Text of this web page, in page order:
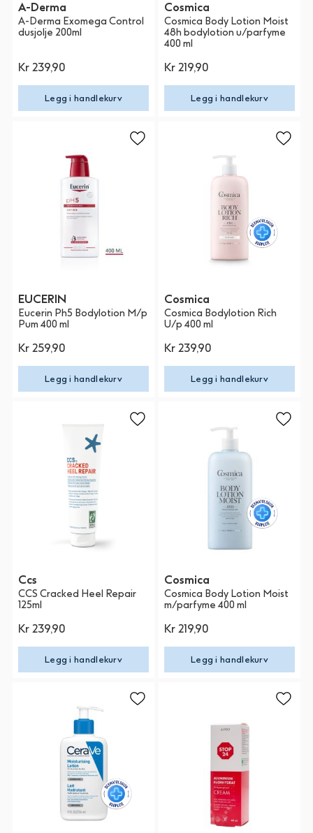
A-Derma
A-Derma Exomega Control
dusjolje 200ml
Kr 239,90
Legg i handlekurv
Cosmica
Cosmica Body Lotion Moist
48h bodylotion u/parfyme
400 ml
Kr 219,90
Legg i handlekurv
EUCERIN
Eucerin Ph5 Bodylotion M/p
Pum 400 ml
Kr 259,90
Legg i handlekurv
Cosmica
Cosmica Bodylotion Rich
U/p 400 ml
Kr 239,90
Legg i handlekurv
Ccs
CCS Cracked Heel Repair
125ml
Kr 239,90
Legg i handlekurv
Cosmica
Cosmica Body Lotion Moist
m/parfyme 400 ml
Kr 219,90
Legg i handlekurv